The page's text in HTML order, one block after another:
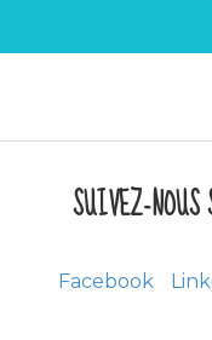
SUIVEZ-
Facebook